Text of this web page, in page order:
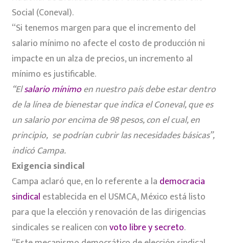
Social (Coneval).
“Si tenemos margen para que el incremento del
salario mínimo no afecte el costo de producción ni
impacte en un alza de precios, un incremento al
mínimo es justificable.
“Elsalario mínimoen nuestro país debe estar dentro
de la línea de bienestar que indica el Coneval, que es
un salario por encima de 98 pesos, con el cual, en
principio, se podrían cubrir las necesidades básicas”,
indicó Campa.
Exigencia sindical
Campa aclaró que, en lo referente a la democracia
sindical establecida en el USMCA, México está listo
para que la elección y renovación de las dirigencias
sindicales se realicen convoto libre y secreto.